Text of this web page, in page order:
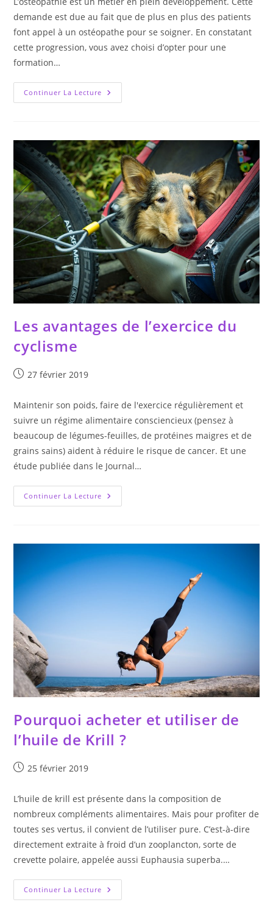
demande est due au fait que de plus en plus des patients
font appel à un ostéopathe pour se soigner. En constatant
cette progression, vous avez choisi d’opter pour une
formation…
Continuer La Lecture Comment
Choisir
Les avantages de l’exercice du
cyclisme
Publication
27 février 2019
Maintenir son poids, faire de l'exercice régulièrement et
suivre un régime alimentaire consciencieux (pensez à
beaucoup de légumes-feuilles, de protéines maigres et de
grains sains) aident à réduire le risque de cancer. Et une
étude publiée dans le Journal…
Continuer La Lecture Les
Avantages
Pourquoi acheter et utiliser de
l’huile de Krill ?
Publication
25 février 2019
L’huile de krill est présente dans la composition de
nombreux compléments alimentaires. Mais pour profiter de
toutes ses vertus, il convient de l’utiliser pure. C’est-à-dire
directement extraite à froid d’un zooplancton, sorte de
crevette polaire, appelée aussi Euphausia superba.…
Continuer La Lecture Pourquoi
Acheter